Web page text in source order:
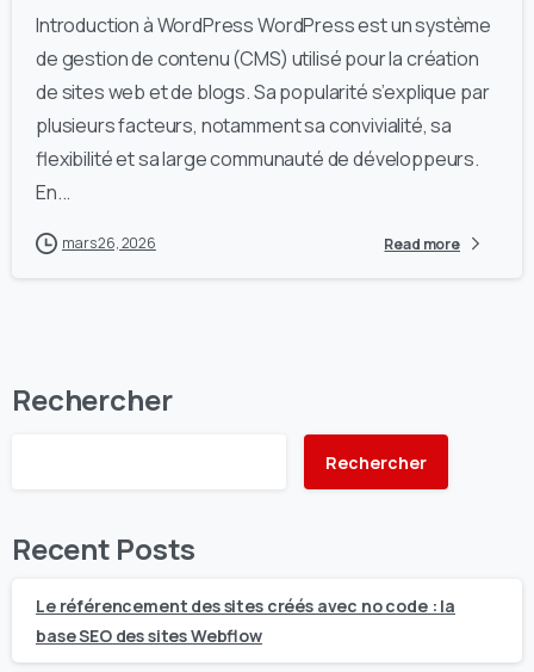
Introduction à WordPress WordPress est un système
de gestion de contenu (CMS) utilisé pour la création
de sites web et de blogs. Sa popularité s’explique par
plusieurs facteurs, notamment sa convivialité, sa
flexibilité et sa large communauté de développeurs.
En...
mars 26, 2026 Read more
Rechercher
Rechercher
Recent Posts
Le référencement des sites créés avec no code : la
base SEO des sites Webflow